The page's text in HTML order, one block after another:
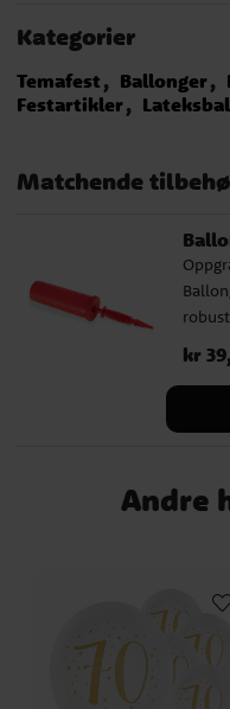
Kategorier
Temafest Ballonger
Festartikler
Matchende
blåse
Pris:
kr
Andre